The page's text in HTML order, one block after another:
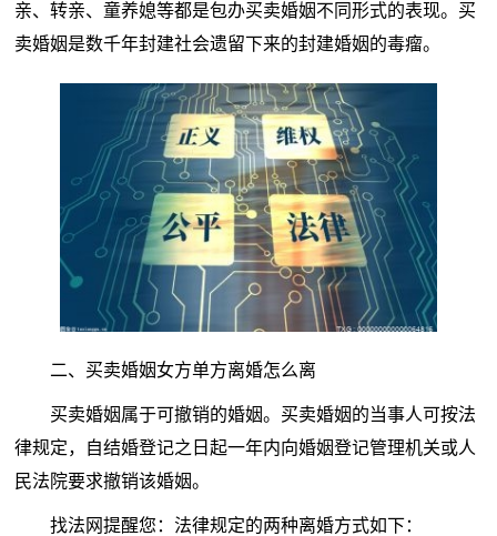
亲、转亲、童养媳等都是包办买卖婚姻不同形式的表现。买
卖婚姻是数千年封建社会遗留下来的封建婚姻的毒瘤。
二、买卖婚姻女方单方离婚怎么离
买卖婚姻属于可撤销的婚姻。买卖婚姻的当事人可按法
律规定，自结婚登记之日起一年内向婚姻登记管理机关或人
民法院要求撤销该婚姻。
找法网提醒您：法律规定的两种离婚方式如下：